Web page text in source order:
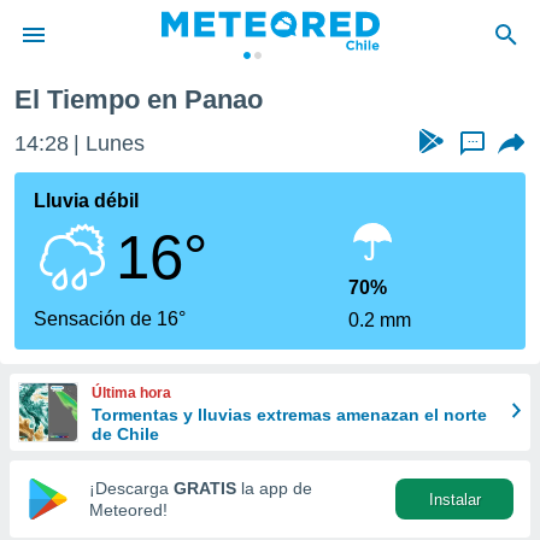
de
por
se
calidad.
a este
las
y
forma
digital
basada
El Tiempo en Panao
14:28 Lunes ...
Lluvia débil
16°
Sensación de 16°
70%
0.2 mm
Última hora
Tormentas y lluvias extremas amenazan el norte
de Chile
¡Descarga GRATIS la app de
Meteored!
Instalar